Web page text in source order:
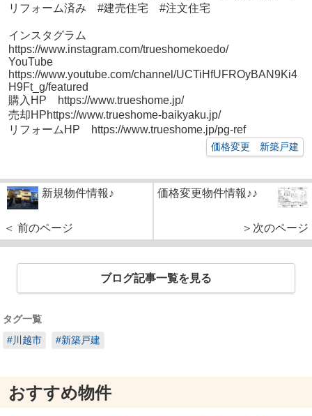
リフォーム済み #建売住宅 #注文住宅
インスタグラム
https://www.instagram.com/trueshomekoedo/
YouTube
https://www.youtube.com/channel/UCTiHfUFROyBAN9Ki4
H9Ft_g/featured
購入HP https://www.trueshome.jp/
売却HPhttps://www.trueshome-baikyaku.jp/
リフォームHP https://www.trueshome.jp/pg-ref
価格変更 新築戸建
新規物件情報♪
＜ 前のページ
価格変更物件情報♪♪
＞次のページ
ブログ記事一覧を見る
タグ一覧
#川越市
#新築戸建
おすすめ物件